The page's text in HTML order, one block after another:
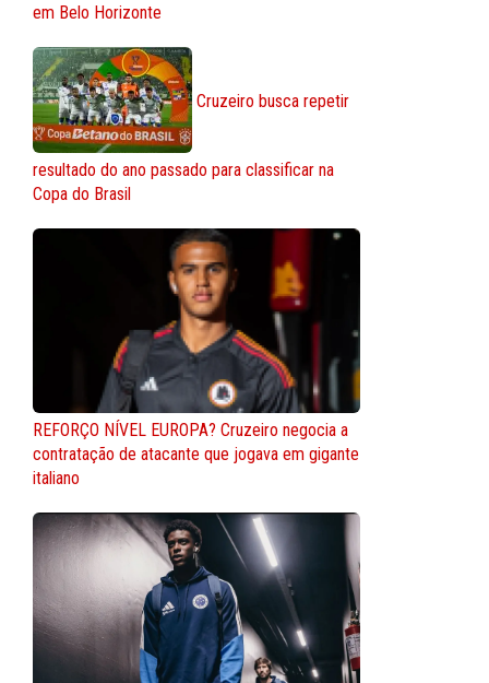
em Belo Horizonte
Cruzeiro busca repetir
resultado do ano passado para classificar na
Copa do Brasil
REFORÇO NÍVEL EUROPA? Cruzeiro negocia a
contratação de atacante que jogava em gigante
italiano